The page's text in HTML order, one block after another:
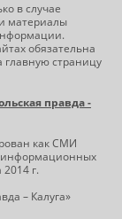
в случае
материалы
обязательна
главную страницу
правда -
как СМИ
информационных
г.
– Калуга»